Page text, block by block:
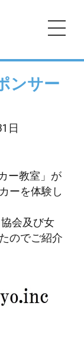
ンサー
日
ー教室」が
ーを体験し
会及び女
のでご紹介